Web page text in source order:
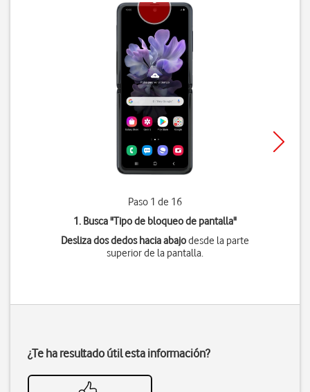
Paso 1 de 16
1. Busca "Tipo de bloqueo de pantalla"
Desliza dos dedos hacia abajodesde la parte
superior de la pantalla.
¿Te ha resultado útil esta información?